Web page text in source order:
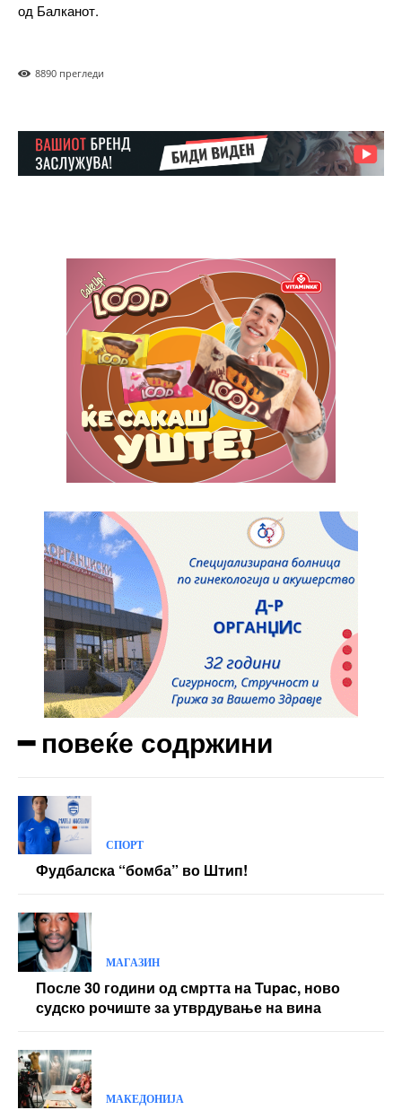
од Балканот.
8890 прегледи
━ повеќе содржини
СПОРТ
Фудбалска “бомба” во Штип!
МАГАЗИН
После 30 години од смртта на Tupac, ново
судско рочиште за утврдување на вина
МАКЕДОНИЈА